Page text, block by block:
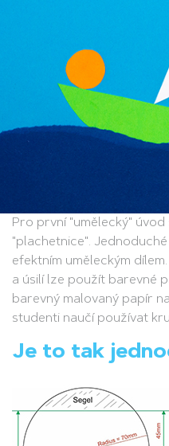
Pro první "umělecký"
"plachetnice".
efektním uměleckým
a úsilí lze použít barevné
barevný malovaný papír
studenti naučí používat
Je to tak